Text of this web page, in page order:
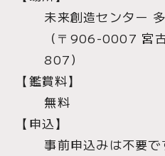
未来創造センター
（〒906-0007 宮
807）
【鑑賞料】
無料
【申込】
事前申込みは不要で